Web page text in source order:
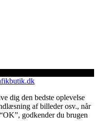
dig den bedste oplevelse
af billeder osv., når
godkender du brugen